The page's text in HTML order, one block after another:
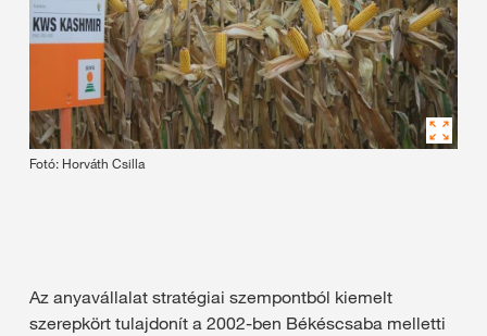
Fotó: Horváth Csilla
Az anyavállalat stratégiai szempontból kiemelt
szerepkört tulajdonít a 2002-ben Békéscsaba melletti